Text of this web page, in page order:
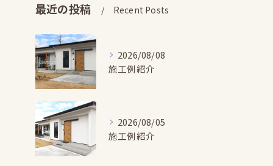
最近の投稿 Recent Posts
2026/08/08
施工例紹介
2026/08/05
施工例紹介